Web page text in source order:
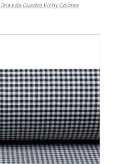
Telas de Cuadro Vichy Colores